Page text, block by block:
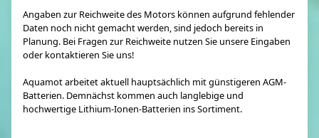
Angaben zur Reichweite des Motors können aufgrund fehlender
Daten noch nicht gemacht werden, sind jedoch bereits in
Planung. Bei Fragen zur Reichweite nutzen Sie unsere Eingaben
oder kontaktieren Sie uns!
Aquamot arbeitet aktuell hauptsächlich mit günstigeren AGM-
Batterien. Demnächst kommen auch langlebige und
hochwertige Lithium-Ionen-Batterien ins Sortiment.